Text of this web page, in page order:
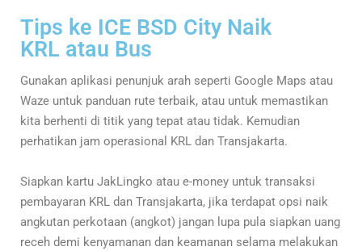
Tips ke ICE BSD City Naik
KRL atau Bus
Gunakan aplikasi penunjuk arah seperti Google Maps atau
Waze untuk panduan rute terbaik, atau untuk memastikan
kita berhenti di titik yang tepat atau tidak. Kemudian
perhatikan jam operasional KRL dan Transjakarta.
Siapkan kartu JakLingko atau e-money untuk transaksi
pembayaran KRL dan Transjakarta, jika terdapat opsi naik
angkutan perkotaan (angkot) jangan lupa pula siapkan uang
receh demi kenyamanan dan keamanan selama melakukan